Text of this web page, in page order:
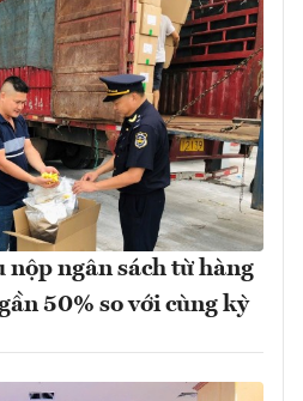
nộp ngân sách từ hàng
50% so với cùng kỳ